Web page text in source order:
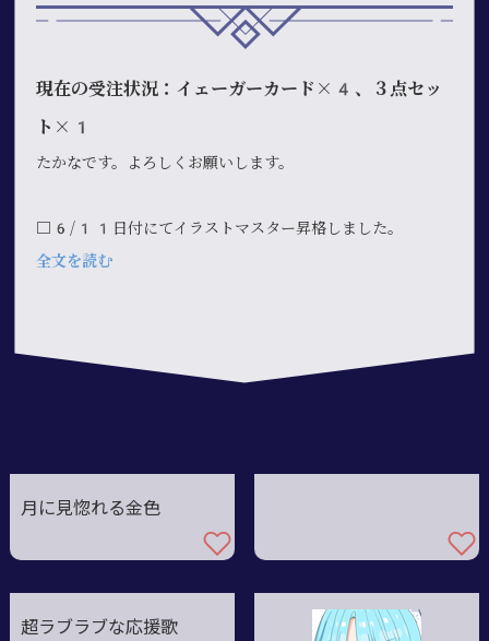
現在の受注状況：イェーガーカード×4、３点セッ
ト×1
たかなです。よろしくお願いします。
□6/11日付にてイラストマスター昇格しました。
全文を読む
月に見惚れる金色
超ラブラブな応援歌